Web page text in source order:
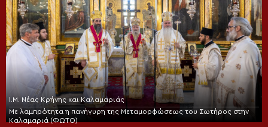
Ι.Μ. Νέας Κρήνης και Καλαμαριάς
Με λαμπρότητα η πανήγυρη της Μεταμορφώσεως του Σωτήρος στην
Καλαμαριά (ΦΩΤΟ)